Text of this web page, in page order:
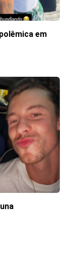
em